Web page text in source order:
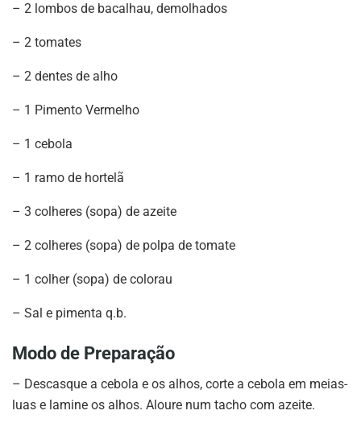
– 2 lombos de bacalhau, demolhados
– 2 tomates
– 2 dentes de alho
– 1 Pimento Vermelho
– 1 cebola
– 1 ramo de hortelã
– 3 colheres (sopa) de azeite
– 2 colheres (sopa) de polpa de tomate
– 1 colher (sopa) de colorau
– Sal e pimenta q.b.
Modo de Preparação
– Descasque a cebola e os alhos, corte a cebola em meias-
luas e lamine os alhos. Aloure num tacho com azeite.